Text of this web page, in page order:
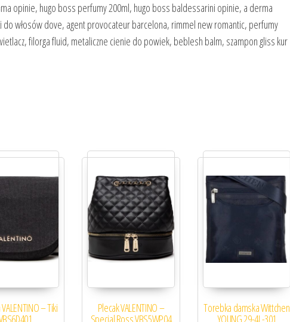
opinie, hugo boss perfumy 200ml, hugo boss baldessarini opinie, a derma
włosów dove, agent provocateur barcelona, rimmel new romantic, perfumy
filorga fluid, metaliczne cienie do powiek, beblesh balm, szampon gliss kur
– Tiki Plecak VALENTINO –
Special Ross VBS5WP04
Torebka damska Wittchen
YOUNG 29-4L-301